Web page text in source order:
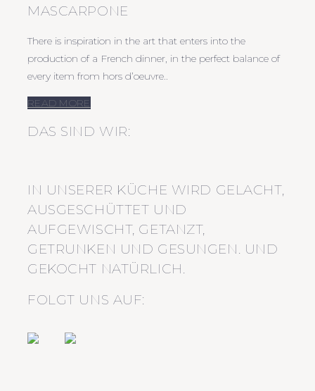
MASCARPONE
There is inspiration in the art that enters into the
production of a French dinner, in the perfect balance of
every item from hors d’oeuvre..
READ MORE
DAS SIND WIR:
IN UNSERER KÜCHE WIRD GELACHT,
AUSGESCHÜTTET UND
AUFGEWISCHT, GETANZT,
GETRUNKEN UND GESUNGEN. UND
GEKOCHT NATÜRLICH.
FOLGT UNS AUF: